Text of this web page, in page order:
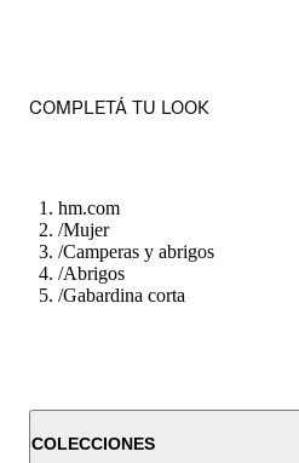
COMPLETÁ TU LOOK
hm.com
/Mujer
/Camperas y abrigos
/Abrigos
/Gabardina corta
COLECCIONES